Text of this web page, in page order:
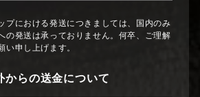
プにおける発送につきましては、国内のみ
の発送は承っておりません。何卒、ご理解
い申し上げます。
からの送金について